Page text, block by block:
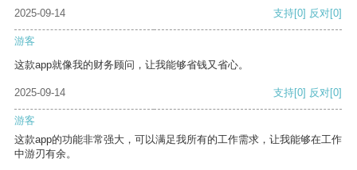
2025-09-14
支持[0] 反对[0]
游客
这款app就像我的财务顾问，让我能够省钱又省心。
2025-09-14 支持[0] 反对[0]
游客
这款app的功能非常强大，可以满足我所有的工作需求，让我能够在工作
中游刃有余。